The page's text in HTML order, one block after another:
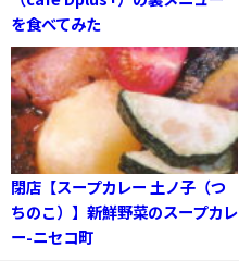
を食べてみた
閉店【スープカレー 土ノ子（つ
ちのこ）】新鮮野菜のスープカレ
ー-ニセコ町